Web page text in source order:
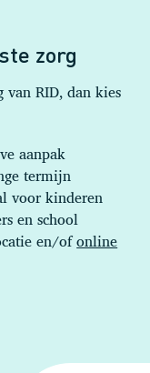
zorg
van RID, dan kies
aanpak
termijn
voor kinderen
en school
en/ofonline